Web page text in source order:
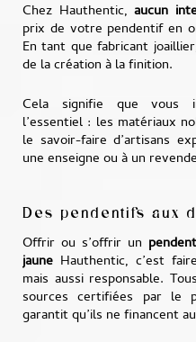
Chez Hauthentic,aucun
prix de votre pendentif en
En tant que fabricant
de la création à la finition.
Cela signifie que vous
l’essentiel : les matériaux
le savoir-faire d’artisans
une enseigne ou à un
Des pendentifs aux
Offrir ou s’offrir un
jaune Hauthentic, c’est
mais aussi responsable.
sources certifiées par le
garantit qu’ils ne financent